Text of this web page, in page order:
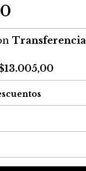
Transferencia